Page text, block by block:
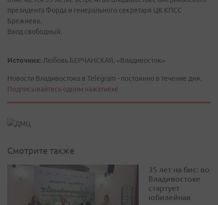
президента Форда и генерального секретаря ЦК КПСС
Брежнева.
Вход свободный.
Источник: Любовь БЕРЧАНСКАЯ, «Владивосток»
Новости Владивостока в Telegram - постоянно в течение дня.
Подписывайтесь одним нажатием!
Смотрите также
35 лет на бис: во
Владивостоке
стартует
юбилейная